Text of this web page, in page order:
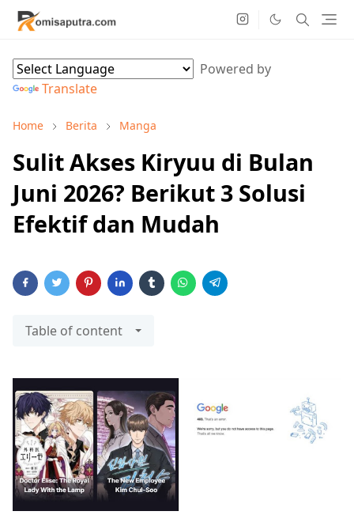
Powered by
Translate
Home Berita Manga
Sulit Akses Kiryuu di Bulan
Juni 2026? Berikut 3 Solusi
Efektif dan Mudah
Table of content